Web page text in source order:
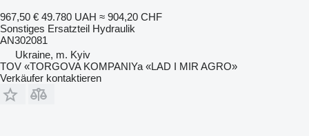
967,50 € 49.780 UAH ≈ 904,20 CHF
Sonstiges Ersatzteil Hydraulik
AN302081
Ukraine, m. Kyiv
TOV «TORGOVA KOMPANIYa «LAD I MIR AGRO»
Verkäufer kontaktieren